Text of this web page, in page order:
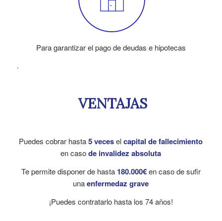
Para garantizar el pago de deudas e hipotecas
.
VENTAJAS
Puedes cobrar hasta5 veceselcapital de fallecimiento
en casode invalidez absoluta
Te permite disponer de hasta 180.000€en caso de sufir
unaenfermedaz grave
¡Puedes contratarlo hasta los 74 años!